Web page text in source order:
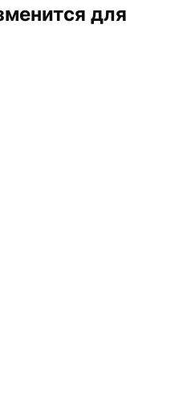
для